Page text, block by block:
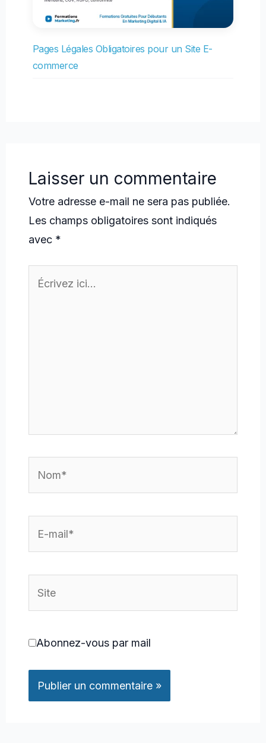
Pages Légales Obligatoires pour un Site E-
commerce
Laisser un commentaire
Votre adresse e-mail ne sera pas publiée.
Les champs obligatoires sont indiqués
avec *
Écrivez
Abonnez-vous par mail